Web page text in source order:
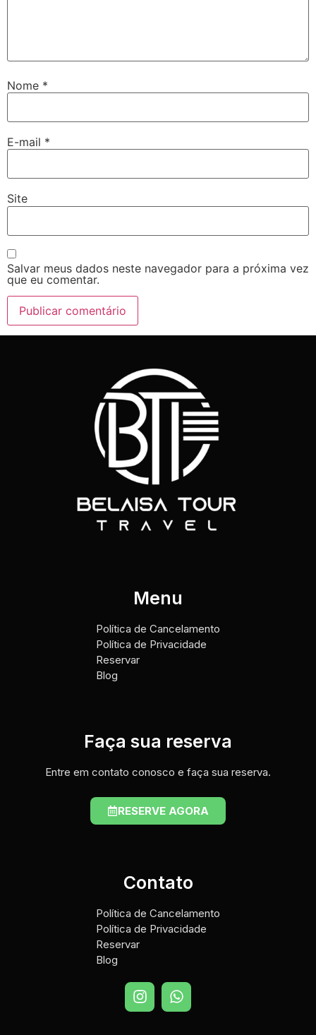
Nome *
E-mail *
Site
Salvar meus dados neste navegador para a próxima vez
que eu comentar.
Menu
Política de Cancelamento
Política de Privacidade
Reservar
Blog
Faça sua reserva
Entre em contato conosco e faça sua reserva.
RESERVE AGORA
Contato
Política de Cancelamento
Política de Privacidade
Reservar
Blog